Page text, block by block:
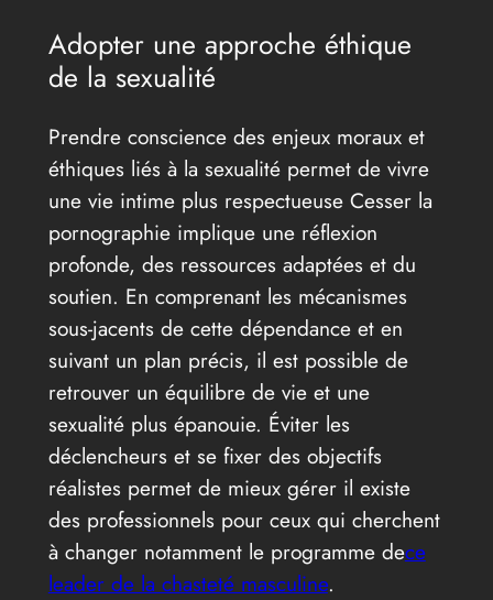
Adopter une approche éthique
de la sexualité
Prendre conscience des enjeux moraux et
éthiques liés à la sexualité permet de vivre
une vie intime plus respectueuse Cesser la
pornographie implique une réflexion
profonde, des ressources adaptées et du
soutien. En comprenant les mécanismes
sous-jacents de cette dépendance et en
suivant un plan précis, il est possible de
retrouver un équilibre de vie et une
sexualité plus épanouie. Éviter les
déclencheurs et se fixer des objectifs
réalistes permet de mieux gérer il existe
des professionnels pour ceux qui cherchent
à changer notamment le programme dece
leader de la chasteté masculine.